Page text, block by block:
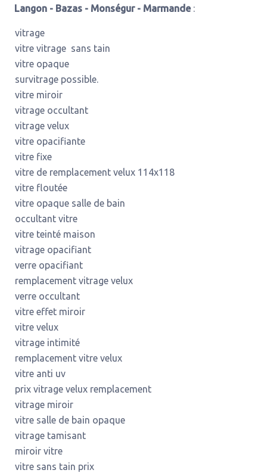
Langon - Bazas - Monségur - Marmande :
vitrage
vitre vitrage sans tain
vitre opaque
survitrage possible.
vitre miroir
vitrage occultant
vitrage velux
vitre opacifiante
vitre fixe
vitre de remplacement velux 114x118
vitre floutée
vitre opaque salle de bain
occultant vitre
vitre teinté maison
vitrage opacifiant
verre opacifiant
remplacement vitrage velux
verre occultant
vitre effet miroir
vitre velux
vitrage intimité
remplacement vitre velux
vitre anti uv
prix vitrage velux remplacement
vitrage miroir
vitre salle de bain opaque
vitrage tamisant
miroir vitre
vitre sans tain prix